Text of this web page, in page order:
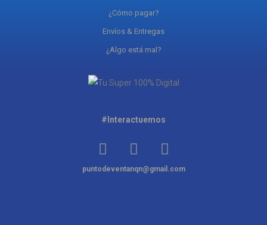
¿Cómo pagar?
Envíos & Entregas
¿Algo está mal?
#Interactuemos
puntodeventanqn@gmail.com